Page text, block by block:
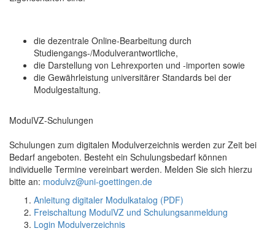
die dezentrale Online-Bearbeitung durch
Studiengangs-/Modulverantwortliche,
die Darstellung von Lehrexporten und -importen sowie
die Gewährleistung universitärer Standards bei der
Modulgestaltung.
ModulVZ-Schulungen
Schulungen zum digitalen Modulverzeichnis werden zur Zeit bei
Bedarf angeboten. Besteht ein Schulungsbedarf können
individuelle Termine vereinbart werden. Melden Sie sich hierzu
bitte an: modulvz@uni-goettingen.de
Anleitung digitaler Modulkatalog (PDF)
Freischaltung ModulVZ und Schulungsanmeldung
Login Modulverzeichnis